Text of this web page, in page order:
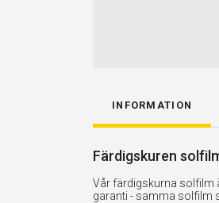
INFORMATION
Färdigskuren
Vår färdigskurna solfilm
garanti - samma solfilm